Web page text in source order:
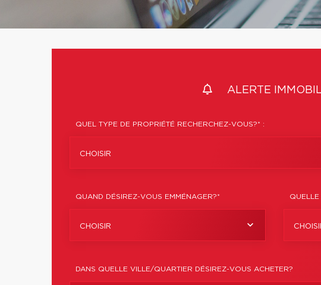
ALERTE
QUEL TYPE DE PROPRIÉTÉ RECHERCHEZ-VOUS?* :
CHOISIR
QUAND DÉSIREZ-VOUS EMMÉNAGER?*
CHOISIR
QUELLE
DANS QUELLE VILLE/QUARTIER DÉSIREZ-VOUS ACHETER?